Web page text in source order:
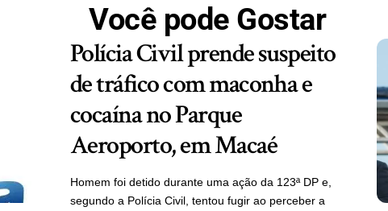
Você pode Gostar
Polícia Civil prende suspeito
de tráfico com maconha e
cocaína no Parque
Aeroporto, em Macaé
Homem foi detido durante uma ação da 123ª DP e,
segundo a Polícia Civil, tentou fugir ao perceber a